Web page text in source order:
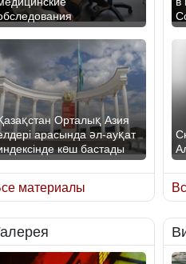
Орталық Азия
арасында әл-ауқат
көш бастады
возглавил
благополучия
материалы
В